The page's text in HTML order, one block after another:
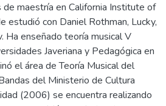
de maestría en California Institute of
estudió con Daniel Rothman, Lucky,
Ha enseñado teoría musical V
Javeriana y Pedagógica en
el área de Teoría Musical del
del Ministerio de Cultura
(2006) se encuentra realizando